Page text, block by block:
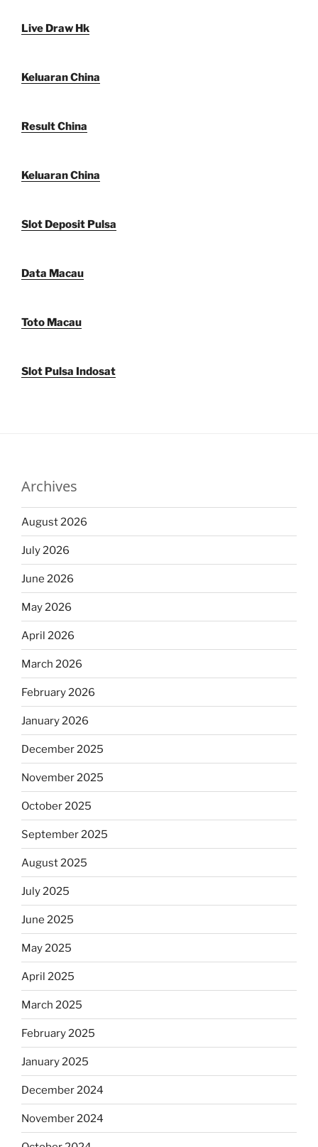
Live Draw Hk
Keluaran China
Result China
Keluaran China
Slot Deposit Pulsa
Data Macau
Toto Macau
Slot Pulsa Indosat
Archives
August 2026
July 2026
June 2026
May 2026
April 2026
March 2026
February 2026
January 2026
December 2025
November 2025
October 2025
September 2025
August 2025
July 2025
June 2025
May 2025
April 2025
March 2025
February 2025
January 2025
December 2024
November 2024